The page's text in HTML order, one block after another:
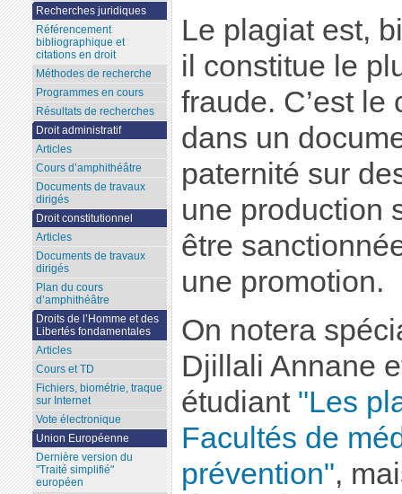
Le plagiat est,
il constitue le
fraude. C’est le
dans un
paternité sur
une production
être
une promotion.
On notera
Djillali Annane
étudiant "Les
Facultés de
prévention",
Recherches juridiques
Référencement
bibliographique et
citations en droit
Méthodes de recherche
Programmes en cours
Résultats de recherches
Droit administratif
Articles
Cours d’amphithéâtre
Documents de travaux
dirigés
Droit constitutionnel
Articles
Documents de travaux
dirigés
Plan du cours
d’amphithéâtre
Droits de l’Homme et des
Libertés fondamentales
Articles
Cours et TD
Fichiers, biométrie, traque
sur Internet
Vote électronique
Union Européenne
Dernière version du
"Traité simplifié"
européen